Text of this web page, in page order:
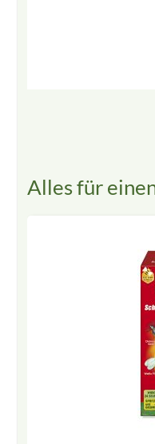
Alles für